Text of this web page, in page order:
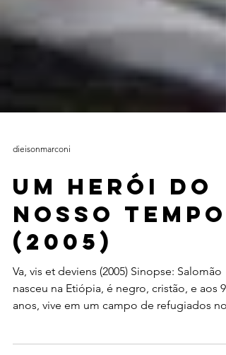
Um herói do
nosso tempo
(2005)
Va, vis et deviens (2005) Sinopse: Salomão
nasceu na Etiópia, é negro, cristão, e aos 9
Sudão....